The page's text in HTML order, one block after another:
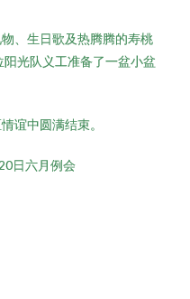
、生日歌及热腾腾的寿桃
光队义工准备了一盆小盆
谊中圆满结束。
日六月例会